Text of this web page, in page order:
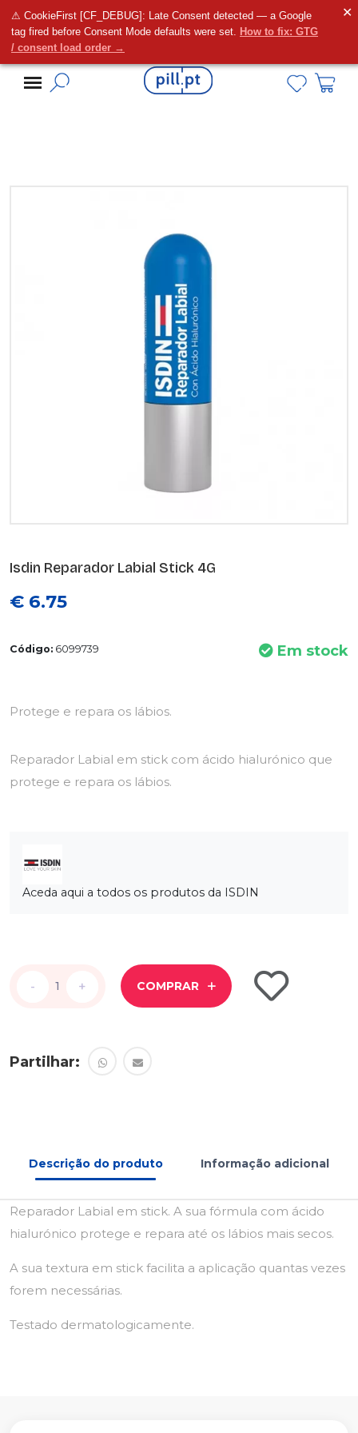
⚠ CookieFirst [CF_DEBUG]: Late Consent detected — a Google
tag fired before Consent Mode defaults were set. How to fix: GTG
/ consent load order →
✕
Alguma dúvida?
Isdin Reparador Labial Stick 4G
€ 6.75
Código: 6099739 Em stock
Protege e repara os lábios.
Reparador Labial em stick com ácido hialurónico que
protege e repara os lábios.
Aceda aqui a todos os produtos da ISDIN
- +
- + COMPRAR
Partilhar:
Descrição do produto Informação adicional
Reparador Labial em stick. A sua fórmula com ácido
hialurónico protege e repara até os lábios mais secos.
A sua textura em stick facilita a aplicação quantas vezes
forem necessárias.
Testado dermatologicamente.